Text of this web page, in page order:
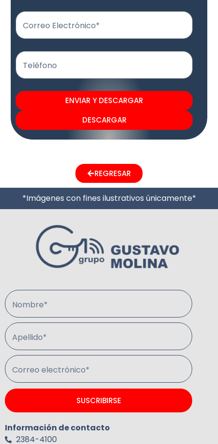
Correo Electrónico*
Teléfono
ENVIAR Y DESCARGAR
DESCARGAR
REGRESAR
*Imágenes con fines ilustrativos únicamente*
Nombre*
Apellido*
Correo electrónico*
SUSCRIBIRSE
Información de contacto
2384-4100